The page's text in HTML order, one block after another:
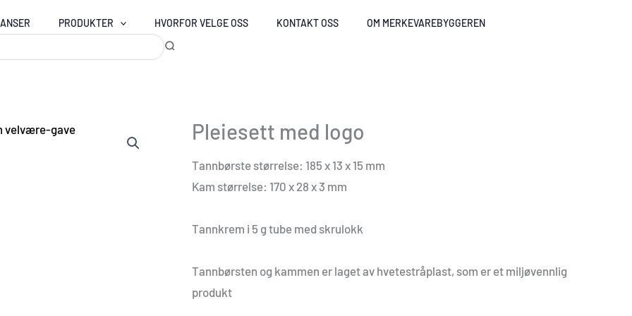
PRODUKTER HVORFOR VELGE OSS KONTAKT OSS OM MERKEVAREBYGGEREN
Pleiesett med logo
Tannbørste størrelse: 185 x 13 x 15 mm
Kam størrelse: 170 x 28 x 3 mm
Tannkrem i 5 g tube med skrulokk
Tannbørsten og kammen er laget av hvetestråplast, som er et miljøvennlig
produkt